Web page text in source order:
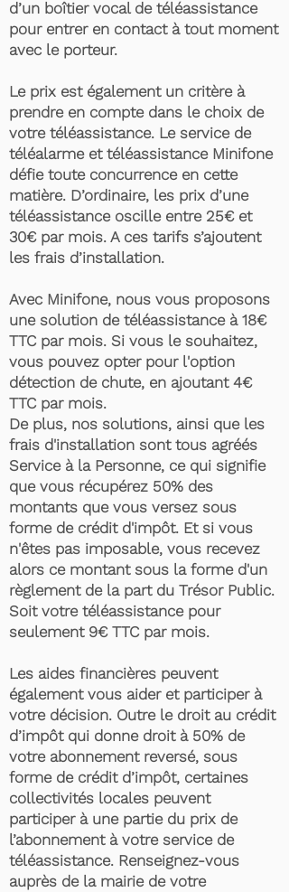
d’un boîtier vocal de téléassistance
pour entrer en contact à tout moment
avec le porteur.
Le prix est également un critère à
prendre en compte dans le choix de
votre téléassistance. Le service de
téléalarme et téléassistance Minifone
défie toute concurrence en cette
matière. D’ordinaire, les prix d’une
téléassistance oscille entre 25€ et
30€ par mois. A ces tarifs s’ajoutent
les frais d’installation.
Avec Minifone, nous vous proposons
une solution de téléassistance à 18€
TTC par mois. Si vous le souhaitez,
vous pouvez opter pour l'option
détection de chute, en ajoutant 4€
TTC par mois.
De plus, nos solutions, ainsi que les
frais d'installation sont tous agréés
Service à la Personne, ce qui signifie
que vous récupérez 50% des
montants que vous versez sous
forme de crédit d'impôt. Et si vous
n'êtes pas imposable, vous recevez
alors ce montant sous la forme d'un
règlement de la part du Trésor Public.
Soit votre téléassistance pour
seulement 9€ TTC par mois.
Les aides financières peuvent
également vous aider et participer à
votre décision. Outre le droit au crédit
d’impôt qui donne droit à 50% de
votre abonnement reversé, sous
forme de crédit d’impôt, certaines
collectivités locales peuvent
participer à une partie du prix de
l’abonnement à votre service de
téléassistance. Renseignez-vous
auprès de la mairie de votre